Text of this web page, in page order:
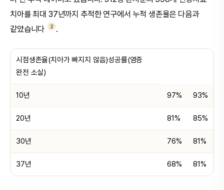
치아를 최대 37년까지 추적한 연구에서 누적 생존율은 다음과
같았습니다
2 .
시점생존율(치아가 빠지지 않음)성공률(염증
완전 소실)
10년 97% 93%
20년 81% 85%
30년 76% 81%
37년 68% 81%